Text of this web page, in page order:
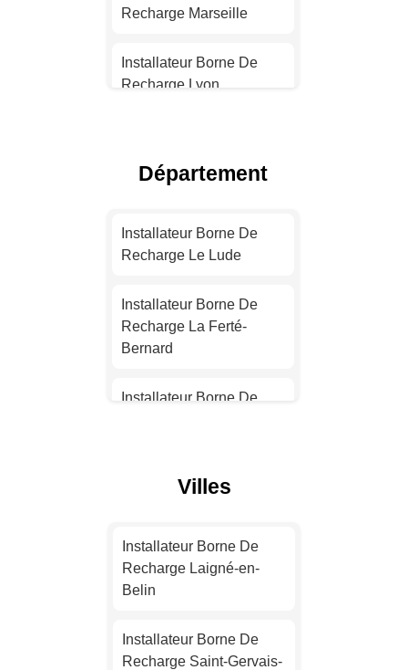
Recharge Marseille
Installateur Borne De
Recharge Lyon
Recharge Nice
Recharge Nantes
Installateur Borne De
Installateur Borne De
Installateur Borne De
Recharge Lille
Installateur Borne De
Recharge Rennes
Département
Installateur Borne De
Recharge Le Lude
Installateur Borne De
Recharge La Ferté-
Bernard
Installateur Borne De
Recharge Parigné-
Installateur Borne De
Recharge Savigné-
Installateur Borne De
Villes
Installateur Borne De
Recharge Laigné-en-
Belin
Installateur Borne De
Recharge Saint-Gervais-